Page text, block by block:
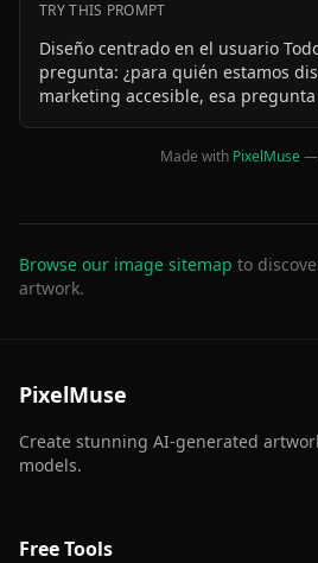
TRY THIS PROMPT
Diseño centrado en el usuario
pregunta: ¿para quién estamos
marketing accesible, esa
ideación es clave. Ejemplo: Una
buscador y añadiendo una guía
Resultado: mayor permanencia en
Made with PixelMuse—
Browse our image sitemap to
artwork.
PixelMuse
Create stunning AI-generated
models.
Free Tools